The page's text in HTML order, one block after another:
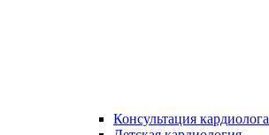
Консультация кардиолога